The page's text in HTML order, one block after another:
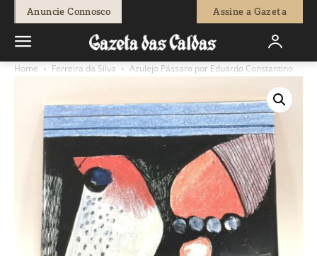
Anuncie Connosco Assine a Gazeta
Home Ferreira da Silva Azulejo Pássaro por Eduardo Constantino